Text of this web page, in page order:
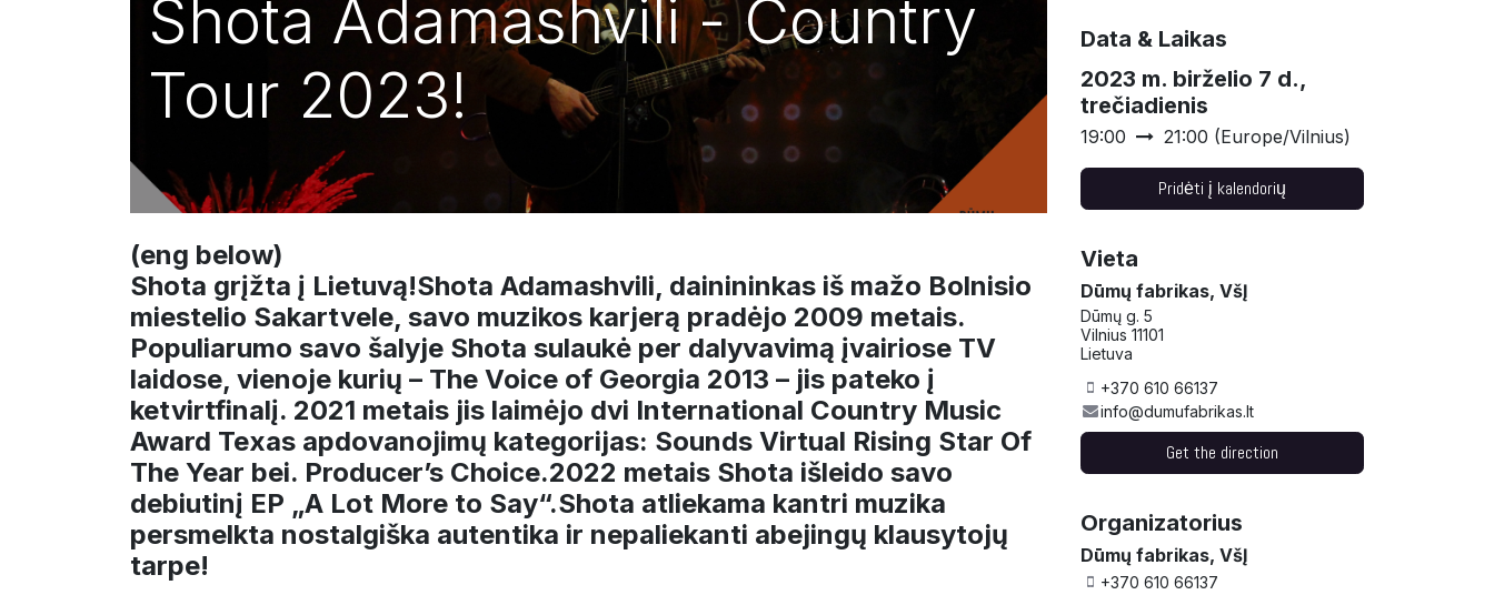
Shota Adamashvili - Country
Tour 2023!
(eng below)
Shota grįžta į Lietuvą!Shota Adamashvili, dainininkas iš mažo Bolnisio
miestelio Sakartvele, savo muzikos karjerą pradėjo 2009 metais.
Populiarumo savo šalyje Shota sulaukė per dalyvavimą įvairiose TV
laidose, vienoje kurių – The Voice of Georgia 2013 – jis pateko į
ketvirtfinalį. 2021 metais jis laimėjo dvi International Country Music
Award Texas apdovanojimų kategorijas: Sounds Virtual Rising Star Of
The Year bei. Producer’s Choice.2022 metais Shota išleido savo
debiutinį EP „A Lot More to Say“.Shota atliekama kantri muzika
persmelkta nostalgiška autentika ir nepaliekanti abejingų klausytojų
tarpe!
Data & Laikas
2023 m. birželio 7 d.,
trečiadienis
19:00 21:00 (Europe/Vilnius)
Pridėti į kalendorių
Vieta
Dūmų fabrikas, VšĮ
Dūmų g. 5
Vilnius 11101
Lietuva
+370 610 66137
info@dumufabrikas.lt
Get the direction
Organizatorius
Dūmų fabrikas, VšĮ
+370 610 66137